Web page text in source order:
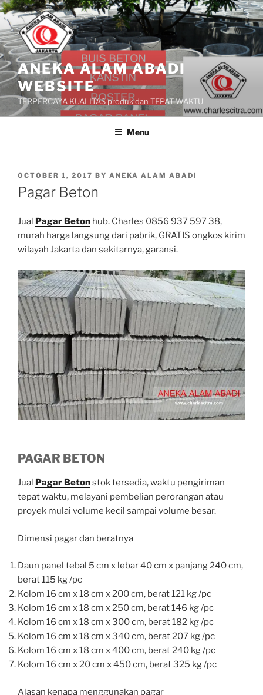
Skip
to
content
ANEKA ALAM ABADI
WEBSITE
TERPERCAYA KUALITAS produk dan TEPAT WAKTU
Menu
POSTED
ON
OCTOBER 1, 2017 BY ANEKA ALAM ABADI
Pagar Beton
Jual Pagar Beton hub. Charles 0856 937 597 38,
murah harga langsung dari pabrik, GRATIS ongkos kirim
wilayah Jakarta dan sekitarnya, garansi.
PAGAR BETON
Jual Pagar Betonstok tersedia, waktu pengiriman
tepat waktu, melayani pembelian perorangan atau
proyek mulai volume kecil sampai volume besar.
Dimensi pagar dan beratnya
Daun panel tebal 5 cm x lebar 40 cm x panjang 240 cm,
berat 115 kg /pc
Kolom 16 cm x 18 cm x 200 cm, berat 121 kg /pc
Kolom 16 cm x 18 cm x 250 cm, berat 146 kg /pc
Kolom 16 cm x 18 cm x 300 cm, berat 182 kg /pc
Kolom 16 cm x 18 cm x 340 cm, berat 207 kg /pc
Kolom 16 cm x 18 cm x 400 cm, berat 240 kg /pc
Kolom 16 cm x 20 cm x 450 cm, berat 325 kg /pc
Alasan kenapa menggunakan pagar